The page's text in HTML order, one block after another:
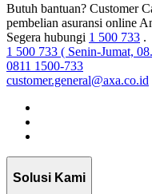
Butuh bantuan? Customer
pembelian asuransi online
Segera hubungi 1 500 733 .
1 500 733 ( Senin-Jumat,
0811 1500-733
customer.general@axa.co.id
Solusi Kami